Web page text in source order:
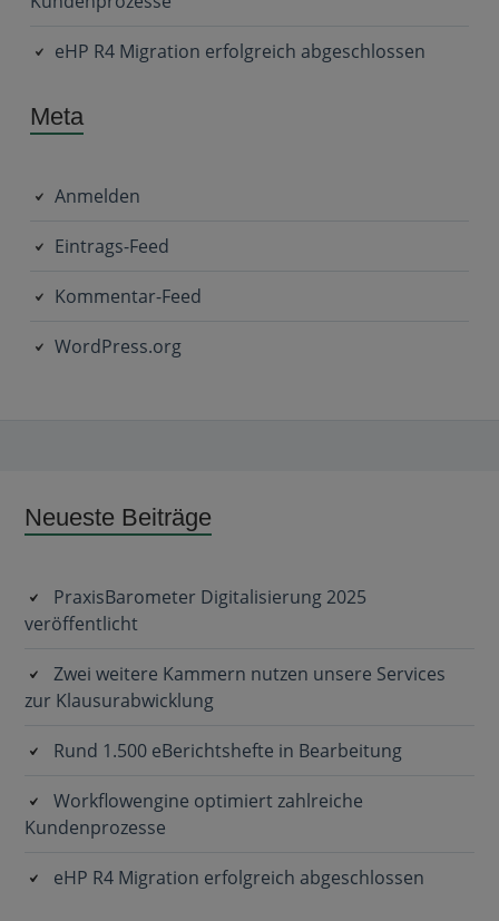
eHP R4 Migration erfolgreich abgeschlossen
Meta
Anmelden
Eintrags-Feed
Kommentar-Feed
WordPress.org
Subsidiary
Neueste Beiträge
PraxisBarometer Digitalisierung 2025
veröffentlicht
Zwei weitere Kammern nutzen unsere Services
zur Klausurabwicklung
Rund 1.500 eBerichtshefte in Bearbeitung
Workflowengine optimiert zahlreiche
Kundenprozesse
eHP R4 Migration erfolgreich abgeschlossen